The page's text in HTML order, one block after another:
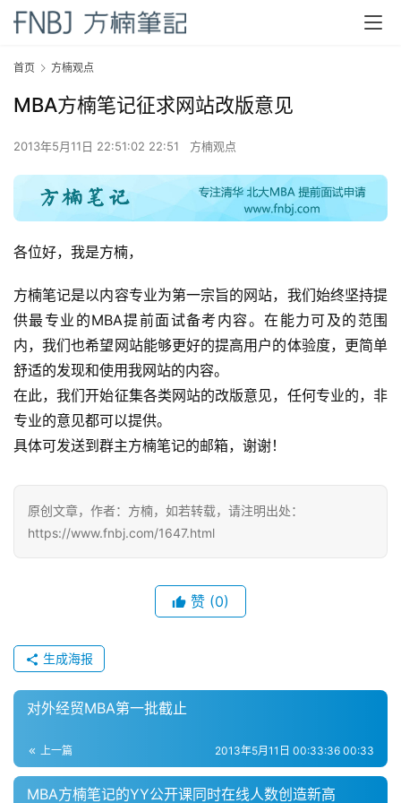
楠
备
考
评
论
院
新
闻
公
课
M
B
首页 方楠观点
MBA方楠笔记征求网站改版意见
2013年5月11日 22:51:02 22:51 方楠观点
各位好，我是方楠，
方楠笔记是以内容专业为第一宗旨的网站，我们始终坚持提
供最专业的MBA提前面试备考内容。在能力可及的范围
内，我们也希望网站能够更好的提高用户的体验度，更简单
舒适的发现和使用我网站的内容。
在此，我们开始征集各类网站的改版意见，任何专业的，非
专业的意见都可以提供。
具体可发送到群主方楠笔记的邮箱，谢谢！
原创文章，作者：方楠，如若转载，请注明出处：
https://www.fnbj.com/1647.html
赞 (0)
生成海报
对外经贸MBA第一批截止
上一篇 2013年5月11日 00:33:36 00:33
MBA方楠笔记的YY公开课同时在线人数创造新高